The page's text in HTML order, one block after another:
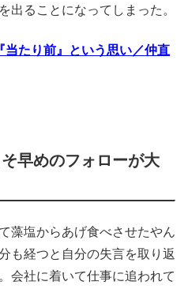
出ることになってしまった。
当たり前』という思い／仲直
早めのフォローが大
藻塩からあげ食べさせたやん
も経つと自分の失言を取り返
会社に着いて仕事に追われて